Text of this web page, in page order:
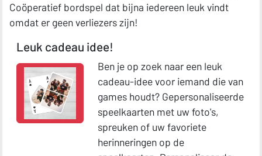
Coöperatief bordspel dat bijna iedereen leuk vindt
omdat er geen verliezers zijn!
Leuk cadeau idee!
Ben je op zoek naar een leuk
cadeau-idee voor iemand die van
games houdt? Gepersonaliseerde
speelkaarten met uw foto's,
spreuken of uw favoriete
herinneringen op de